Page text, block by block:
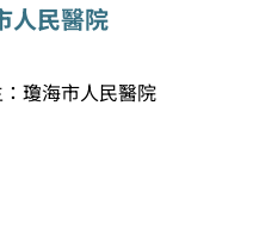
人民醫院
瓊海市人民醫院